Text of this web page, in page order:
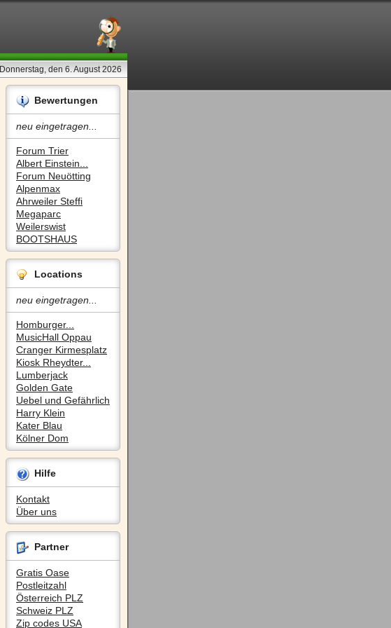
Donnerstag, den 6. August 2026
Bewertungen
neu eingetragen...
Forum Trier
Albert Einstein...
Forum Neuötting
Alpenmax
Ahrweiler Steffi
Megaparc
Weilerswist
BOOTSHAUS
Locations
neu eingetragen...
Homburger...
MusicHall Oppau
Cranger Kirmesplatz
Kiosk Rheydter...
Lumberjack
Golden Gate
Uebel und Gefährlich
Harry Klein
Kater Blau
Kölner Dom
Hilfe
Kontakt
Über uns
Partner
Gratis Oase
Postleitzahl
Österreich PLZ
Schweiz PLZ
Zip codes USA